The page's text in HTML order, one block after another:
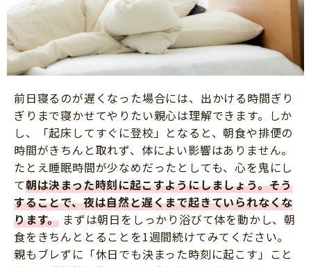
前日寝るのが遅くなった場合には、出かける時間ぎり
ぎりまで寝かせてやりたい親心は理解できます。しか
し、「起床してすぐに登校」となると、朝食や排便の
時間がきちんと取れず、体によい影響はありません。
たとえ睡眠時間が少なめだったとしても、心を鬼にし
て朝は決まった時刻に起こすようにしましょう。そう
することで、夜は自然と遅くまで起きていられなくな
ります。 まずは朝日をしっかり浴びて体を動かし、朝
食をきちんととることを1週間続けてみてください。
親もブレずに「休日でも決まった時刻に起こす」こと